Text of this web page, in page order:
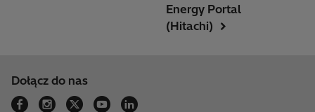
Energy Portal
(Hitachi)
Dołącz do nas